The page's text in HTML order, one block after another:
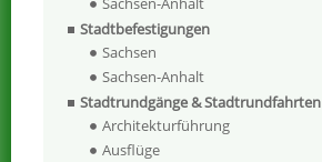
Stadtbefestigungen
Sachsen
Sachsen-Anhalt
Stadtrundgänge & Stadtrundfahrten
Architekturführung
Ausflüge